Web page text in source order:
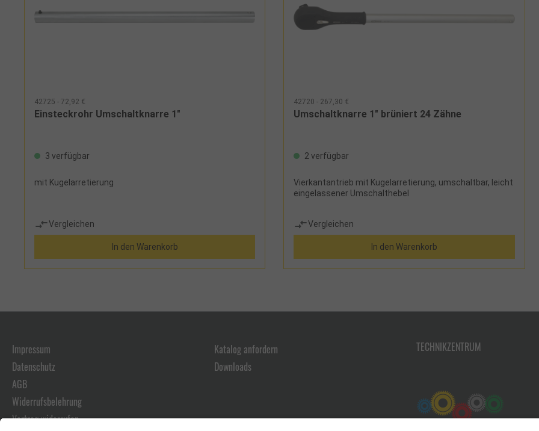
42725 - 72,92 €
Einsteckrohr Umschaltknarre 1"
3 verfügbar
mit Kugelarretierung
Vergleichen
In den Warenkorb
42720 - 267,30 €
Umschaltknarre 1" brüniert 24 Zähne
2 verfügbar
Vierkantantrieb mit Kugelarretierung, umschaltbar, leicht
eingelassener Umschalthebel
Vergleichen
In den Warenkorb
Impressum
Datenschutz
AGB
Widerrufsbelehrung
Vertrag widerrufen
Katalog anfordern
Downloads
TECHNIKZENTRUM